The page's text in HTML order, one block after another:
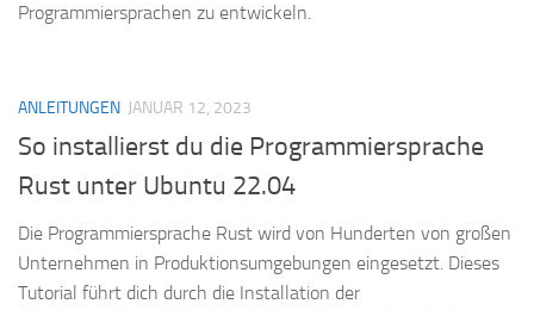
Programmiersprachen zu entwickeln.
ANLEITUNGEN JANUAR 12, 2023
So installierst du die Programmiersprache
Rust unter Ubuntu 22.04
Die Programmiersprache Rust wird von Hunderten von großen
Unternehmen in Produktionsumgebungen eingesetzt. Dieses
Tutorial führt dich durch die Installation der